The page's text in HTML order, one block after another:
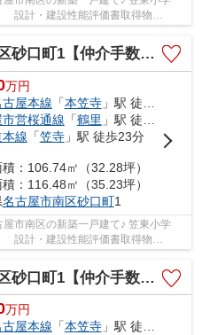
設計・建設性能評価書取得物
等級４！！
【仲介手数料無料】新築一戸建て
万円
屋本線 「本笠寺」駅 徒歩14分
営桜通線 「鶴里 」駅 徒歩18分
線 「笠寺」駅 徒歩23分
：106.74㎡（32.28坪）
：116.48㎡（35.23坪）
名古屋市南区砂口町1
南区の新築一戸建て♪ 笠東小学
設計・建設性能評価書取得物
等級４！！
【仲介手数料無料】新築一戸建て
万円
屋本線 「本笠寺」駅 徒歩14分